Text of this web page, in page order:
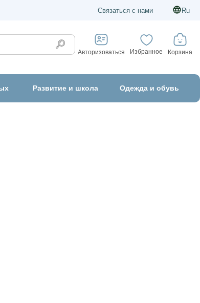
Связаться с нами Ru
Авторизоваться Избранное Корзина
Развитие и школа Одежда и обувь